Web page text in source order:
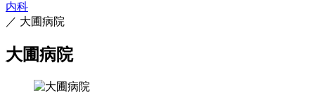
内科
／ 大圃病院
大圃病院